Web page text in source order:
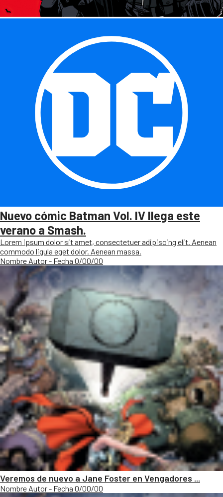
Nuevo cómic Batman Vol. IV llega este
verano a Smash.
Lorem ipsum dolor sit amet, consectetuer adipiscing elit. Aenean
commodo ligula eget dolor. Aenean massa.
Nombre Autor - Fecha 0/00/00
Veremos de nuevo a Jane Foster en Vengadores ...
Nombre Autor - Fecha 0/00/00